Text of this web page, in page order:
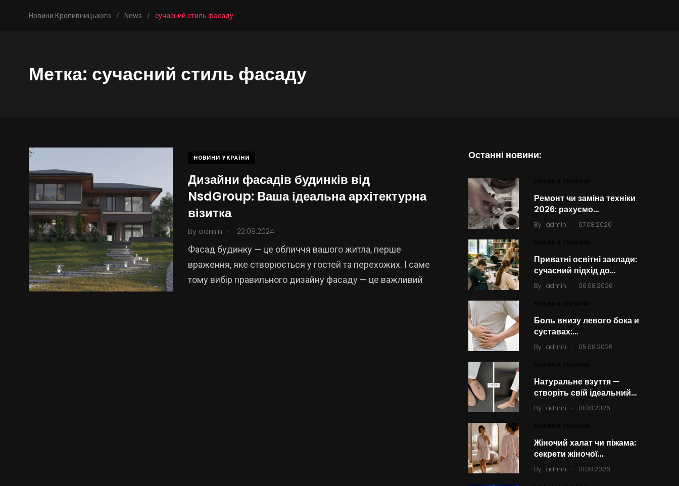
Новини Кропивницького / News / сучасний стиль фасаду
Метка: сучасний стиль фасаду
НОВИНИ УКРАЇНИ
Дизайни фасадів будинків від
NsdGroup: Ваша ідеальна архітектурна
візитка
By admin . 22.09.2024
Фасад будинку — це обличчя вашого житла, перше
враження, яке створюється у гостей та перехожих. І саме
тому вибір правильного дизайну фасаду — це важливий
Останні новини:
Ремонт чи заміна техніки
2026: рахуємо…
By admin . 07.08.2026
Приватні освітні заклади:
сучасний підхід до…
By admin . 06.08.2026
Боль внизу левого бока и
суставах:…
By admin . 05.08.2026
Натуральне взуття —
створіть свій ідеальний…
By admin . 01.08.2026
Жіночий халат чи піжама:
секрети жіночої…
By admin . 01.08.2026